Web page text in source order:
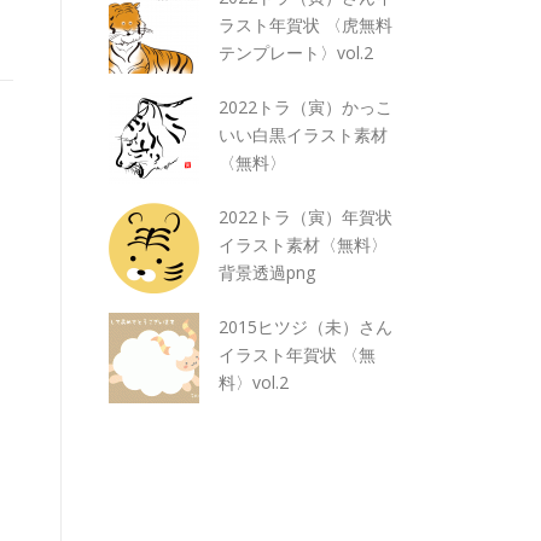
ラスト年賀状 〈虎無料
テンプレート〉vol.2
2022トラ（寅）かっこ
いい白黒イラスト素材
〈無料〉
2022トラ（寅）年賀状
イラスト素材〈無料〉
背景透過png
2015ヒツジ（未）さん
イラスト年賀状 〈無
料〉vol.2